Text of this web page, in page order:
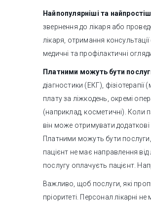
Найпопулярніші та
звернення до лікаря або
лікаря, отримання консультації
медичні та профілактичні
Платними можуть бути
діагностики (ЕКГ),
плату за ліжкодень, окремі
(наприклад, косметичні). Коли
він може отримувати додаткові
Платними можуть бути
пацієнт не має направлення
послугу оплачуєть пацієнт.
Важливо, щоб послуги, які
пріоритеті. Персонал лікарні